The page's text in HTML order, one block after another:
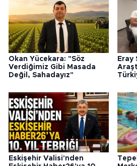
Okan Yücekara: "Söz
Verdiğimiz Gibi Masada
Değil, Sahadayız"
Eray
Eskişehir Valisi'nden